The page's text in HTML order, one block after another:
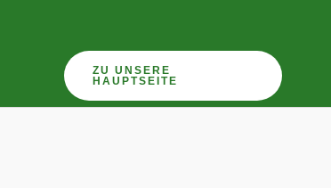
ZU UNSERE
HAUPTSEITE